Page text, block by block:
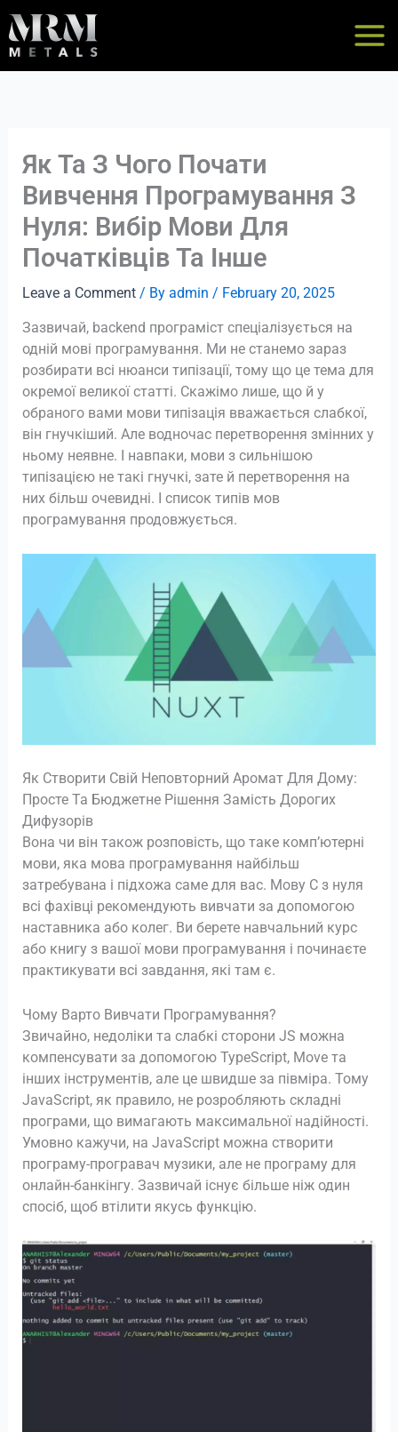
to
content
Як Та З Чого Почати
Вивчення Програмування З
Нуля: Вибір Мови Для
Початківців Та Інше
Leave a Comment / By admin / February 20, 2025
Зазвичай, backend програміст спеціалізується на
одній мові програмування. Ми не станемо зараз
розбирати всі нюанси типізації, тому що це тема для
окремої великої статті. Скажімо лише, що й у
обраного вами мови типізація вважається слабкої,
він гнучкіший. Але водночас перетворення змінних у
ньому неявне. І навпаки, мови з сильнішою
типізацією не такі гнучкі, зате й перетворення на
них більш очевидні. І список типів мов
програмування продовжується.
Як Створити Свій Неповторний Аромат Для Дому:
Просте Та Бюджетне Рішення Замість Дорогих
Дифузорів
Вона чи він також розповість, що таке комп’ютерні
мови, яка мова програмування найбільш
затребувана і підхожа саме для вас. Мову С з нуля
всі фахівці рекомендують вивчати за допомогою
наставника або колег. Ви берете навчальний курс
або книгу з вашої мови програмування і починаєте
практикувати всі завдання, які там є.
Чому Варто Вивчати Програмування?
Звичайно, недоліки та слабкі сторони JS можна
компенсувати за допомогою TypeScript, Move та
інших інструментів, але це швидше за півміра. Тому
JavaScript, як правило, не розробляють складні
програми, що вимагають максимальної надійності.
Умовно кажучи, на JavaScript можна створити
програму-програвач музики, але не програму для
онлайн-банкінгу. Зазвичай існує більше ніж один
спосіб, щоб втілити якусь функцію.